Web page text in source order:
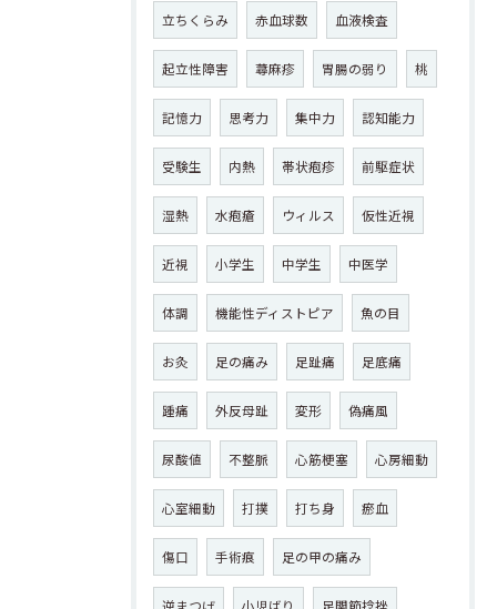
立ちくらみ 赤血球数 血液検査
起立性障害 蕁麻疹 胃腸の弱り 桃
記憶力 思考力 集中力 認知能力
受験生 内熱 帯状疱疹 前駆症状
湿熱 水疱瘡 ウィルス 仮性近視
近視 小学生 中学生 中医学
体調 機能性ディストピア 魚の目
お灸 足の痛み 足趾痛 足底痛
踵痛 外反母趾 変形 偽痛風
尿酸値 不整脈 心筋梗塞 心房細動
心室細動 打撲 打ち身 瘀血
傷口 手術痕 足の甲の痛み